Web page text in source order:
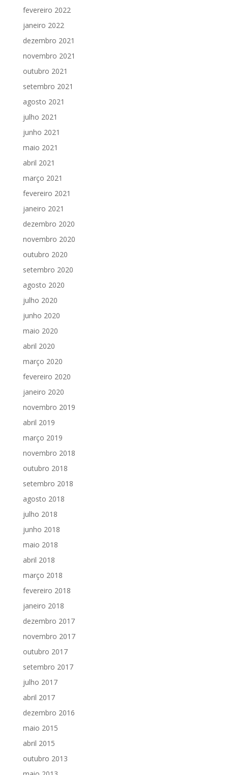
fevereiro 2022
janeiro 2022
dezembro 2021
novembro 2021
outubro 2021
setembro 2021
agosto 2021
julho 2021
junho 2021
maio 2021
abril 2021
março 2021
fevereiro 2021
janeiro 2021
dezembro 2020
novembro 2020
outubro 2020
setembro 2020
agosto 2020
julho 2020
junho 2020
maio 2020
abril 2020
março 2020
fevereiro 2020
janeiro 2020
novembro 2019
abril 2019
março 2019
novembro 2018
outubro 2018
setembro 2018
agosto 2018
julho 2018
junho 2018
maio 2018
abril 2018
março 2018
fevereiro 2018
janeiro 2018
dezembro 2017
novembro 2017
outubro 2017
setembro 2017
julho 2017
abril 2017
dezembro 2016
maio 2015
abril 2015
outubro 2013